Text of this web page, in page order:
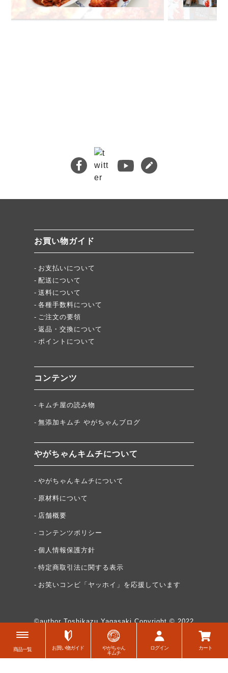
熊本地震義援金について
キムチバイキングはお得です！
牡蠣ジュルカレー、絶品中の絶品!
絶品チャーシュー、おすすめ！
「頂・その先」圧倒的美味！
お買い物ガイド
お支払いについて
配送について
送料について
各種手数料について
ご注文の要領
返品・交換について
ポイントについて
コンテンツ
キムチ屋の読み物
無添加キムチ やがちゃんブログ
やがちゃんキムチについて
やがちゃんキムチについて
原材料について
店舗概要
コンテンツポリシー
個人情報保護方針
特定商取引法に関する表示
お笑いコンビ「ヤッホイ」を応援しています
©author Toshikazu Yagasaki Copyright © 2022
WATAMAN,CO. All Rights Reserved
商品一覧 お買い物ガイド
やがちゃん
キムチ
ログイン カート